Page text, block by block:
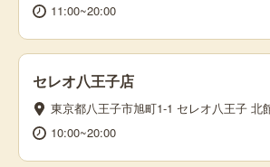
11:00~20:00
セレオ八王子店
東京都八王子市旭町1-1 セレオ八王子 北
10:00~20:00